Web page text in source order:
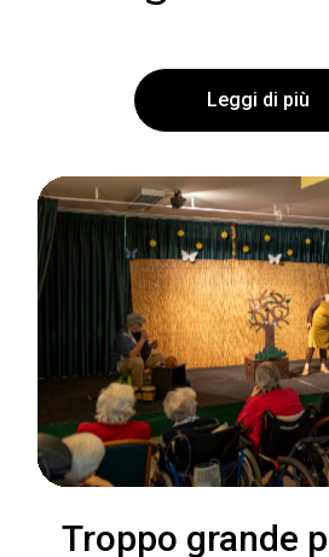
Leggi di più
Troppo grande